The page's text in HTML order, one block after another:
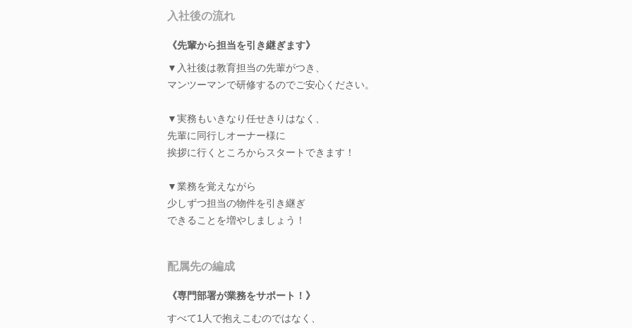
入社後の流れ
《先輩から担当を引き継ぎます》
▼入社後は教育担当の先輩がつき、
マンツーマンで研修するのでご安心ください。
▼実務もいきなり任せきりはなく、
先輩に同行しオーナー様に
挨拶に行くところからスタートできます！
▼業務を覚えながら
少しずつ担当の物件を引き継ぎ
できることを増やしましょう！
配属先の編成
《専門部署が業務をサポート！》
すべて1人で抱えこむのではなく、